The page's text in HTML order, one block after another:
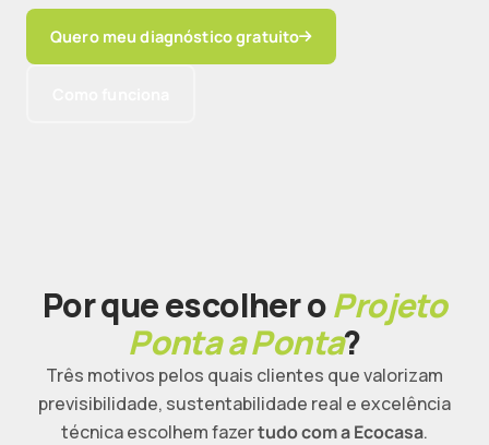
Quero meu diagnóstico gratuito
Por que escolher oProjeto
Ponta a Ponta?
Três motivos pelos quais clientes que valorizam
previsibilidade, sustentabilidade real e excelência
técnica escolhem fazertudo com a Ecocasa.